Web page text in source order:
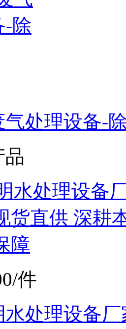
气处理设备-
品
/件
水处理设备